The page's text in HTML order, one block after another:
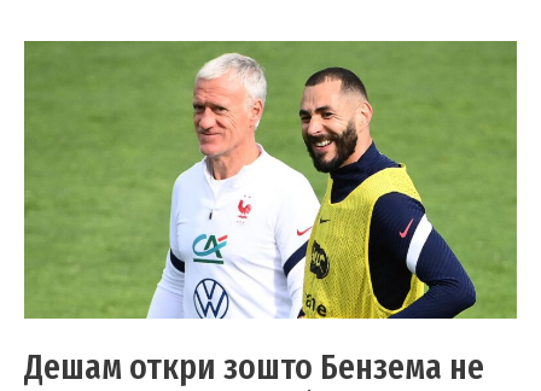
Дешам откри зошто Бензема не